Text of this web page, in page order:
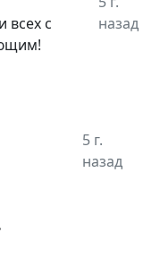
всех с
назад
5 г.
назад